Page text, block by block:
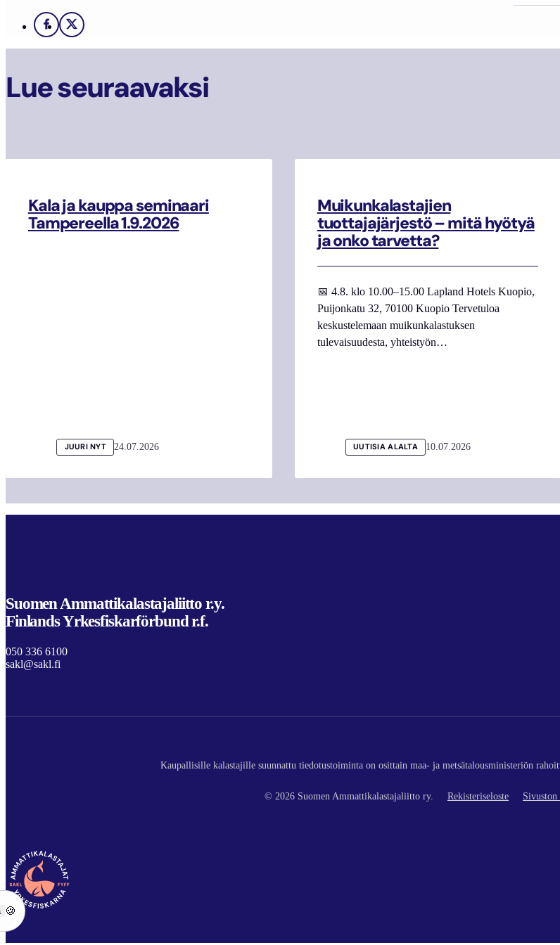
Facebook
X
Lue seuraavaksi
Kala ja kauppa seminaari
Tampereella 1.9.2026
JUURI NYT 24.07.2026
Muikunkalastajien
tuottajajärjestö – mitä hyötyä
ja onko tarvetta?
📅 4.8. klo 10.00–15.00 Lapland Hotels Kuopio,
Puijonkatu 32, 70100 Kuopio Tervetuloa
keskustelemaan muikunkalastuksen
tulevaisuudesta, yhteistyön…
UUTISIA ALALTA 10.07.2026
Suomen Ammattikalastajaliitto r.y.
Finlands Yrkesfiskarförbund r.f.
050 336 6100
sakl@sakl.fi
Kaupallisille kalastajille suunnattu tiedotustoiminta on osittain maa- ja metsätalousministeriön
© 2026 Suomen Ammattikalastajaliitto ry. Rekisteriseloste Sivuston